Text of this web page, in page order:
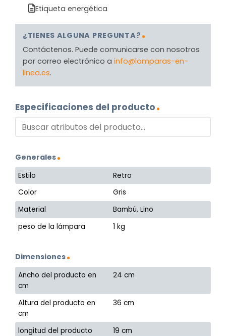
Etiqueta energética
¿TIENES ALGUNA PREGUNTA?
Contáctenos. Puede comunicarse con nosotros
por correo electrónico a info@lamparas-en-
linea.es.
Especificaciones del producto
Generales
Estilo
Retro
Color
Gris
Material
Bambú, Lino
peso de la lámpara
1 kg
Dimensiones
Ancho del producto en
cm
24 cm
Altura del producto en
cm
36 cm
longitud del producto
19 cm